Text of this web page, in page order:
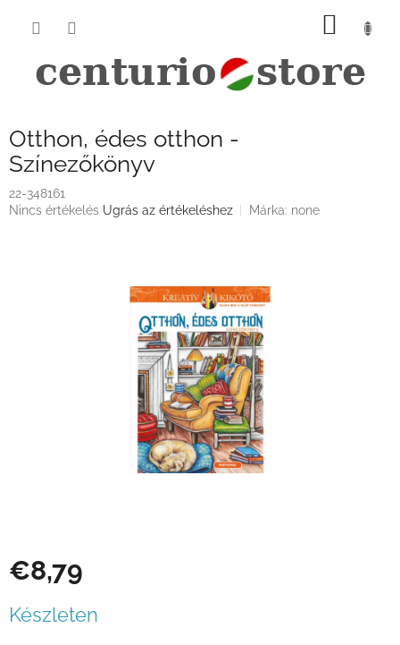
KOSÁR
Otthon, édes otthon -
Színezőkönyv
22-348161
A
Nincs értékelés Ugrás az értékeléshez Márka: none
€8,79
Készleten